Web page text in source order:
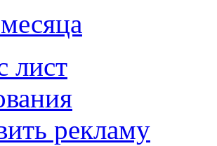
лист
рекламу